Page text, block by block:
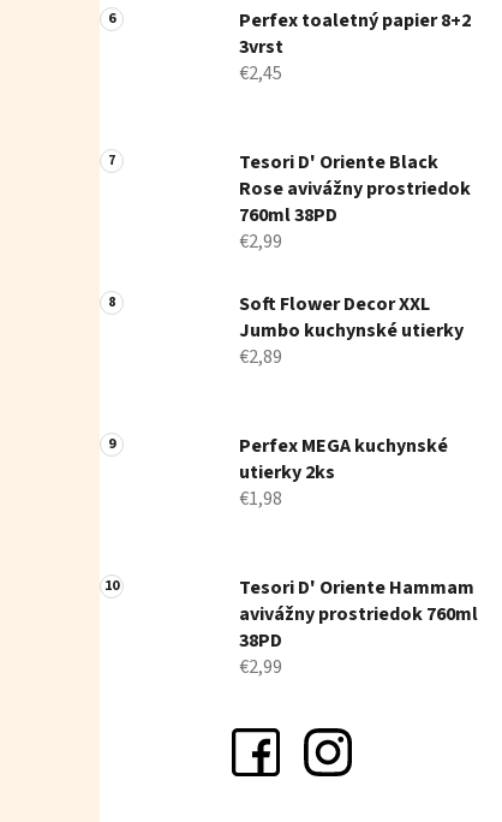
Perfex toaletný papier 8+2
3vrst
€2,45
Tesori D' Oriente Black
Rose avivážny prostriedok
760ml 38PD
€2,99
Soft Flower Decor XXL
Jumbo kuchynské utierky
€2,89
Perfex MEGA kuchynské
utierky 2ks
€1,98
Tesori D' Oriente Hammam
avivážny prostriedok 760ml
38PD
€2,99